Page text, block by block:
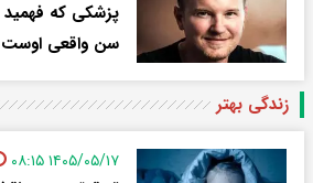
سن واقعی اوست
زندگی بهتر
۱۴۰۵/۰۵/۱۷ ۰۸:۱۵